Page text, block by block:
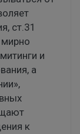
ст.31
мирно
и
а
к